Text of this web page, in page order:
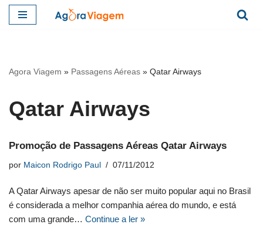
conteúdo
Agora Viagem » Passagens Aéreas » Qatar Airways
Qatar Airways
Promoção de Passagens Aéreas Qatar Airways
por Maicon Rodrigo Paul 07/11/2012
A Qatar Airways apesar de não ser muito popular aqui no Brasil
é considerada a melhor companhia aérea do mundo, e está
com uma grande… Continue a ler »